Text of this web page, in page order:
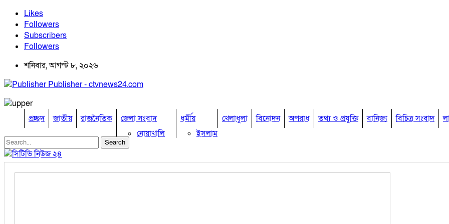
Likes
Followers
Subscribers
Followers
শনিবার, আগস্ট ৮, ২০২৬
Publisher - ctvnews24.com
প্রচ্ছদ জাতীয় রাজনৈতিক
জেলা সংবাদ
নোয়াখালি
ধর্মীয়
ইসলাম
খেলাধুলা বিনোদন অপরাধ তথ্য ও প্রযুক্তি বানিজ্য বিচিত্র সংবাদ